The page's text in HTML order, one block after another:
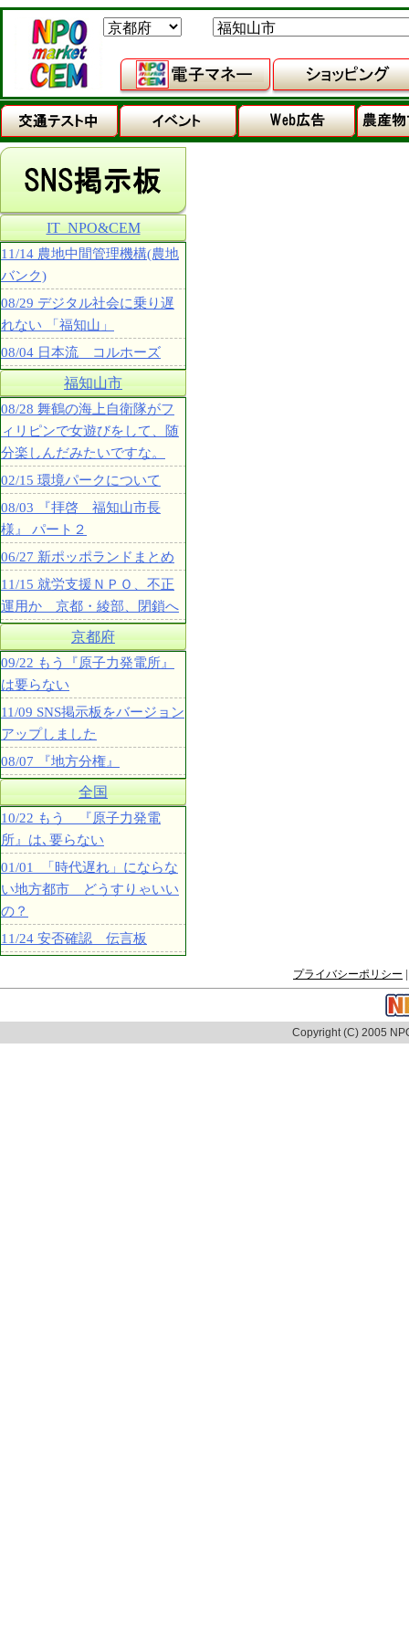
IT_NPO&CEM
11/14 農地中間管理機構(農地
バンク)
08/29 デジタル社会に乗り遅
れない 「福知山」
08/04 日本流 コルホーズ
福知山市
08/28 舞鶴の海上自衛隊がフ
ィリピンで女遊びをして、随
分楽しんだみたいですな。
02/15 環境パークについて
08/03 『拝啓 福知山市長
様』 パート２
06/27 新ポッポランドまとめ
11/15 就労支援ＮＰＯ、不正
運用か 京都・綾部、閉鎖へ
京都府
09/22 もう『原子力発電所』
は要らない
11/09 SNS掲示板をバージョン
アップしました
08/07 『地方分権』
全国
10/22 もう 『原子力発電
所』は､要らない
01/01 「時代遅れ」にならな
い地方都市 どうすりゃいい
の？
11/24 安否確認 伝言板
プライバシーポリシー
Copyright (C) 2005